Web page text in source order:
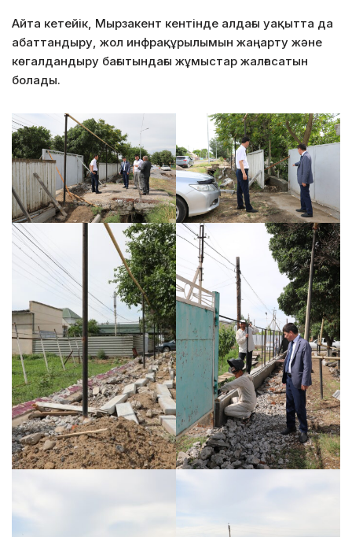
Айта кетейік, Мырзакент кентінде алдағы уақытта да
абаттандыру, жол инфрақұрылымын жаңарту және
көгалдандыру бағытындағы жұмыстар жалғасатын
болады.